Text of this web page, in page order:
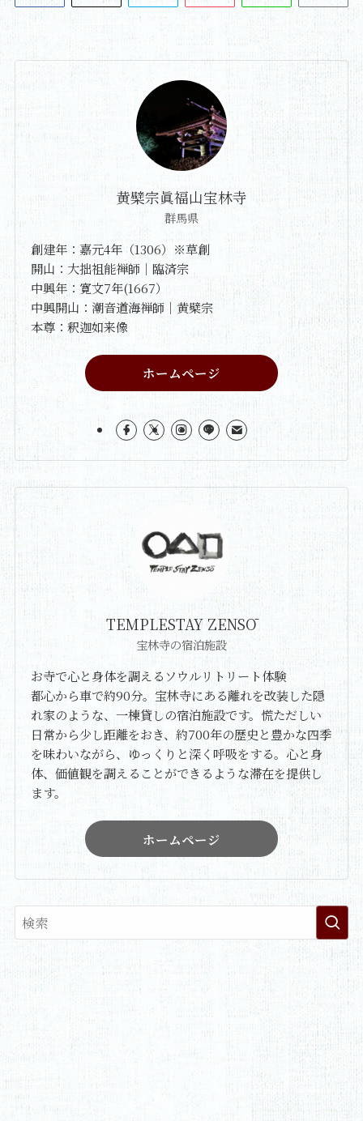
黄檗宗眞福山宝林寺
群馬県
創建年：嘉元4年（1306）※草創
開山：大拙祖能禅師｜臨済宗
中興年：寛文7年(1667）
中興開山：潮音道海禅師｜黄檗宗
本尊：釈迦如来像
ホームページ
TEMPLESTAY ZENSŌ
宝林寺の宿泊施設
お寺で心と身体を調えるソウルリトリート体験
都心から車で約90分。宝林寺にある離れを改装した隠
れ家のような、一棟貸しの宿泊施設です。慌ただしい
日常から少し距離をおき、約700年の歴史と豊かな四季
を味わいながら、ゆっくりと深く呼吸をする。心と身
体、価値観を調えることができるような滞在を提供し
ます。
ホームページ